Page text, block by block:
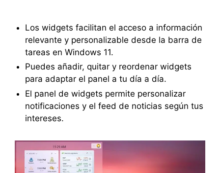
Los widgets facilitan el acceso a información
relevante y personalizable desde la barra de
tareas en Windows 11.
Puedes añadir, quitar y reordenar widgets
para adaptar el panel a tu día a día.
El panel de widgets permite personalizar
notificaciones y el feed de noticias según tus
intereses.